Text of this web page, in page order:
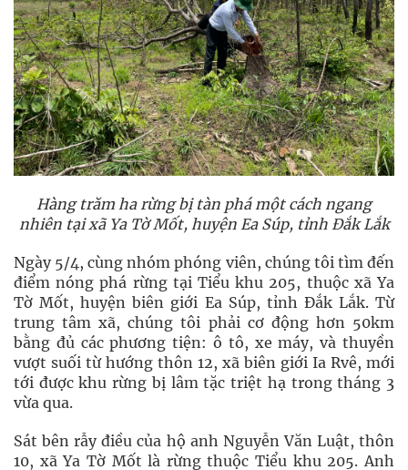
Hàng trăm ha rừng bị tàn phá một cách ngang
nhiên tại xã Ya Tờ Mốt, huyện Ea Súp, tỉnh Đắk Lắk
Ngày 5/4, cùng nhóm phóng viên, chúng tôi tìm đến
điểm nóng phá rừng tại Tiểu khu 205, thuộc xã Ya
Tờ Mốt, huyện biên giới Ea Súp, tỉnh Đắk Lắk. Từ
trung tâm xã, chúng tôi phải cơ động hơn 50km
bằng đủ các phương tiện: ô tô, xe máy, và thuyền
vượt suối từ hướng thôn 12, xã biên giới Ia Rvê, mới
tới được khu rừng bị lâm tặc triệt hạ trong tháng 3
vừa qua.
Sát bên rẫy điều của hộ anh Nguyễn Văn Luật, thôn
10, xã Ya Tờ Mốt là rừng thuộc Tiểu khu 205. Anh